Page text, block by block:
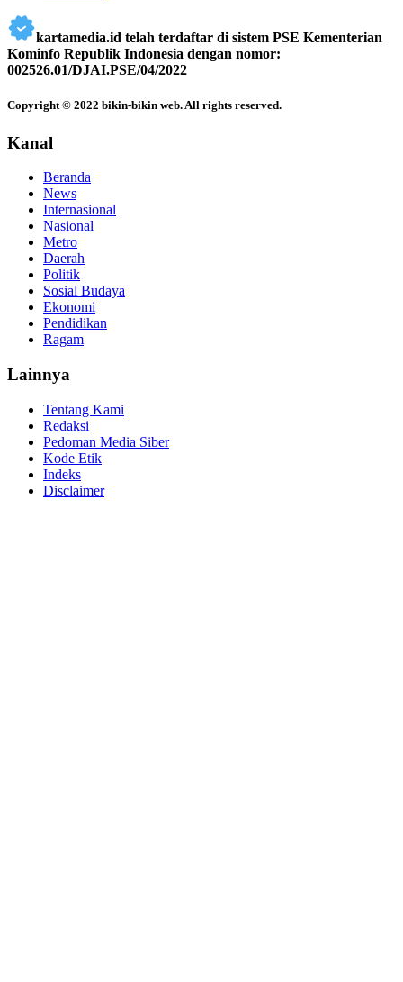
kartamedia.id telah terdaftar di sistem PSE Kementerian
Kominfo Republik Indonesia dengan nomor:
002526.01/DJAI.PSE/04/2022
Copyright © 2022 bikin-bikin web. All rights reserved.
Kanal
Beranda
News
Internasional
Nasional
Metro
Daerah
Politik
Sosial Budaya
Ekonomi
Pendidikan
Ragam
Lainnya
Tentang Kami
Redaksi
Pedoman Media Siber
Kode Etik
Indeks
Disclaimer